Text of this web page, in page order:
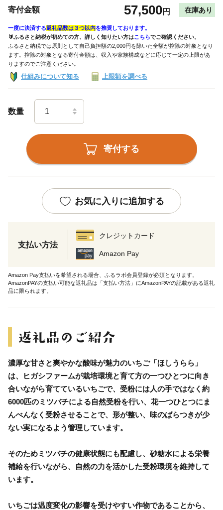
寄付金額 57,500円 在庫あり
一度に決済する返礼品数は３つ以内を推奨しております。
🔰ふるさと納税が初めての方、詳しく知りたい方はこちらでご確認ください。
ふるさと納税では原則として自己負担額の2,000円を除いた全額が控除の対象となり
ます。控除の対象となる寄付金額は、収入や家族構成などに応じて一定の上限があ
りますのでご注意ください。
仕組みについて知る 上限額を調べる
数量
寄付する
お気に入りに追加する
支払い方法
クレジットカード
Amazon Pay
Amazon Pay支払いを希望される場合、ふるラボ会員登録が必須となります。
AmazonPAYの支払い可能な返礼品は「支払い方法」にAmazonPAYの記載がある返礼
品に限られます。
濃厚な甘さと爽やかな酸味が魅力のいちご「ほしうらら」
は、ヒガシファームが栽培環境と育て方の一つひとつに向き
合いながら育てているいちごで、受粉には人の手ではなく約
6000匹のミツバチによる自然受粉を行い、花一つひとつにま
んべんなく受粉させることで、形が整い、味のばらつきが少
ない実になるよう管理しています。
そのためミツバチの健康状態にも配慮し、砂糖水による栄養
補給を行いながら、自然の力を活かした受粉環境を維持して
います。
いちごは温度変化の影響を受けやすい作物であることから、